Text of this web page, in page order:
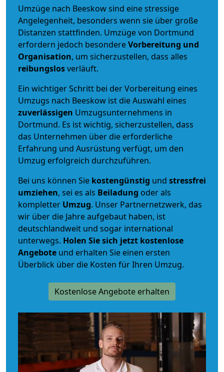
Umzüge nach Beeskow sind eine stressige
Angelegenheit, besonders wenn sie über große
Distanzen stattfinden. Umzüge von Dortmund
erfordern jedoch besondereVorbereitung und
Organisation, um sicherzustellen, dass alles
reibungslosverläuft.
Ein wichtiger Schritt bei der Vorbereitung eines
Umzugs nach Beeskow ist die Auswahl eines
zuverlässigen Umzugsunternehmens in
Dortmund. Es ist wichtig, sicherzustellen, dass
das Unternehmen über die erforderliche
Erfahrung und Ausrüstung verfügt, um den
Umzug erfolgreich durchzuführen.
Bei uns können Sie kostengünstig und stressfrei
umziehen, sei es als Beiladung oder als
kompletter Umzug. Unser Partnernetzwerk, das
wir über die Jahre aufgebaut haben, ist
deutschlandweit und sogar international
unterwegs. Holen Sie sich jetzt kostenlose
Angebote und erhalten Sie einen ersten
Überblick über die Kosten für Ihren Umzug.
Kostenlose Angebote erhalten